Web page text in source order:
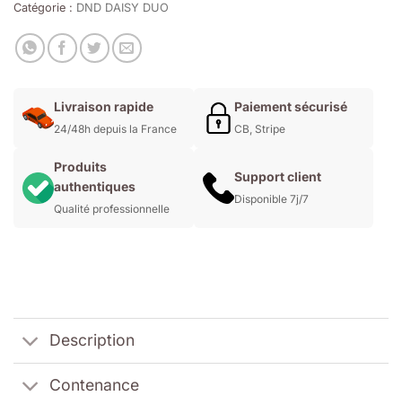
Catégorie : DND DAISY DUO
Livraison rapide
24/48h depuis la France
Paiement sécurisé
CB, Stripe
Produits
authentiques
Qualité professionnelle
Support client
Disponible 7j/7
Description
Contenance